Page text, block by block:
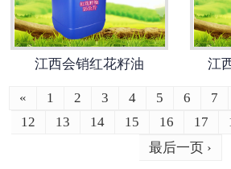
江西会销红花籽油 江
« 1 2 3 4 5 6 7
12
13 14 15 16 17
最后一页 ›